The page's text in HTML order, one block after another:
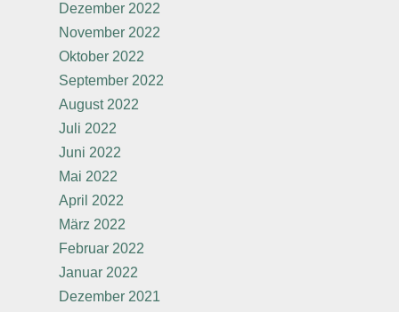
Dezember 2022
November 2022
Oktober 2022
September 2022
August 2022
Juli 2022
Juni 2022
Mai 2022
April 2022
März 2022
Februar 2022
Januar 2022
Dezember 2021